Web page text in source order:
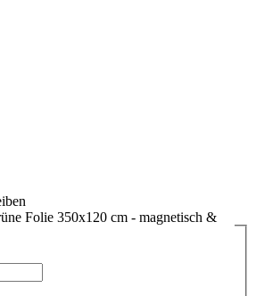
Folie 350x120 cm - magnetisch &